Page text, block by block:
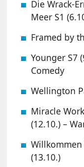
Die Wrack-
Meer S1
Framed by
Younger S7
Comedy
Wellington
Miracle
(12.10.) –
Willkommen
(13.10.)